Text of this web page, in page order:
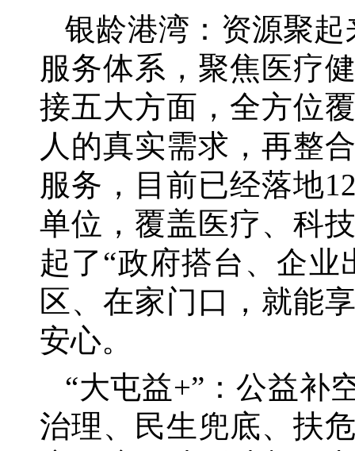
银龄港湾：资源聚
服务体系，聚焦医疗
接五大方面，全方位
人的真实需求，再整
服务，目前已经落地
单位，覆盖医疗、科
起了“政府搭台、企
区、在家门口，就能
安心。
“大屯益+”：公益补
治理、民生兜底、扶